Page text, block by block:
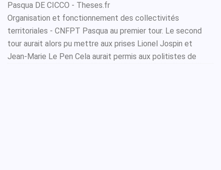
Pasqua DE CICCO - Theses.fr
Organisation et fonctionnement des collectivités
territoriales - CNFPT Pasqua au premier tour. Le second
tour aurait alors pu mettre aux prises Lionel Jospin et
Jean-Marie Le Pen Cela aurait permis aux politistes de